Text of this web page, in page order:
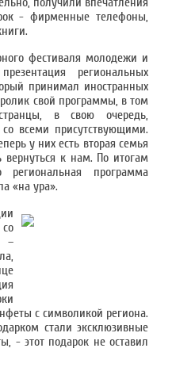
- фирменные телефоны,
фестиваля молодежи и
региональных
принимал иностранных
свой программы, в том
в свою очередь,
всеми присутствующими.
у них есть вторая семья
вернуться к нам. По итогам
программа
«на ура».
–
с символикой региона.
стали эксклюзивные
- этот подарок не оставил